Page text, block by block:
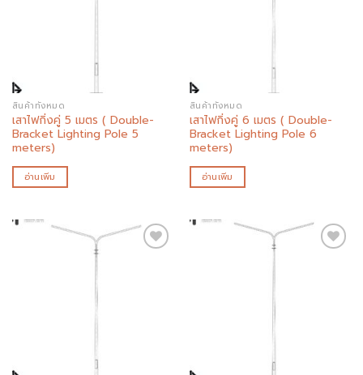
สินค้าทั้งหมด
เสาไฟกิ่งคู่ 5 เมตร ( Double-
Bracket Lighting Pole 5
meters)
อ่านเพิ่ม
สินค้าทั้งหมด
เสาไฟกิ่งคู่ 6 เมตร ( Double-
Bracket Lighting Pole 6
meters)
อ่านเพิ่ม